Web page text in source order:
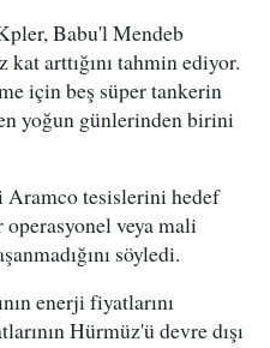
Babu'l Mendeb
arttığını tahmin ediyor.
için beş süper tankerin
yoğun günlerinden birini
Aramco tesislerini hedef
veya mali
söyledi.
enerji fiyatlarını
Hürmüz'ü devre dışı